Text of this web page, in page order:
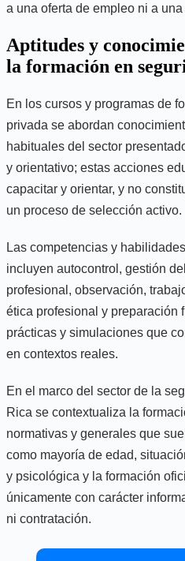
a una oferta de empleo ni a
Aptitudes y
la formación en
En los cursos y programas de
privada se abordan
habituales del sector
y orientativo; estas acciones
capacitar y orientar, y no
un proceso de selección activo.
Las competencias y
incluyen autocontrol, gestión
profesional, observación,
ética profesional y preparación
prácticas y simulaciones que
en contextos reales.
En el marco del sector de la
Rica se contextualiza la
normativas y generales que
como mayoría de edad,
y psicológica y la formación
únicamente con carácter
ni contratación.